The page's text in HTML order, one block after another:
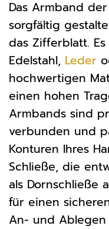
Das Armband
sorgfältig
das Zifferblatt.
Edelstahl, Leder
hochwertigen
einen hohen
Armbands sind
verbunden und
Konturen Ihres
Schließe, die
als Dornschließe
für einen
An- und